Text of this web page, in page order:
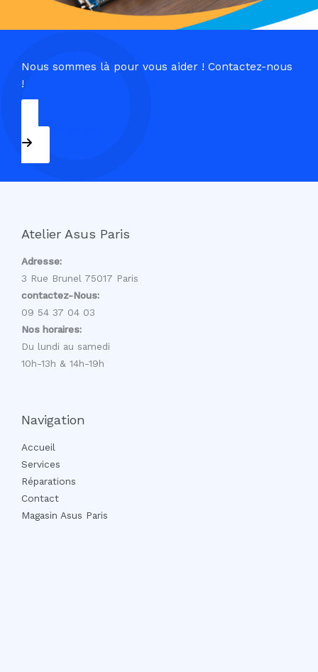
Nous sommes là pour vous aider ! Contactez-nous
!
09 54 37 04 03
Atelier Asus Paris
Adresse:
3 Rue Brunel 75017 Paris
contactez-Nous:
09 54 37 04 03
Nos horaires:
Du lundi au samedi
10h-13h & 14h-19h
Navigation
Accueil
Services
Réparations
Contact
Magasin Asus Paris